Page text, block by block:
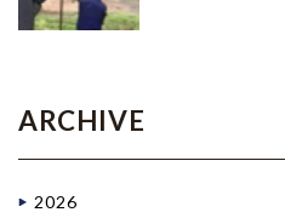
ARCHIVE
2026